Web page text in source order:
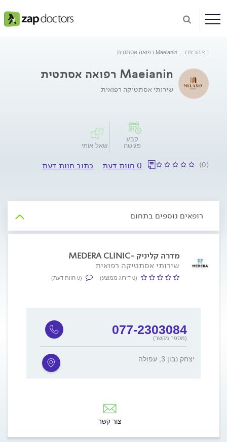
דף הבית Maeianin רפואה אסתטית
Maeianin רפואה אסתטית
שירותי אסתטיקה רפואית
קבע
פגישה
שאל אותי
(0) 0 חוות דעת כתוב חוות דעת
רופאים נוספים בתחום
מדרה קליניק -MEDERA CLINIC
שירותי אסתטיקה רפואית
(0 דירוג ממוצע) (0 חוות דעת)
077-2303084
(מספר מקשר)
יצחק נבון 3, עפולה
צור קשר